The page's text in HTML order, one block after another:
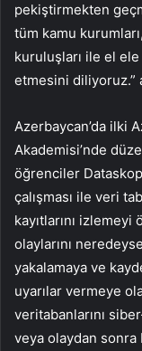
pekiştirmekten
tüm kamu
kuruluşları ile el ele
etmesini diliyoruz.”
Azerbaycan’da ilki
Akademisi’nde
öğrenciler
çalışması ile veri
kayıtlarını
olaylarını
yakalamaya ve
uyarılar vermeye
veritabanlarını
veya olaydan